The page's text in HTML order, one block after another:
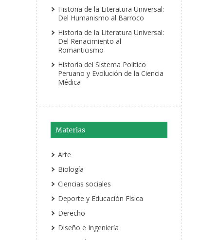
Historia de la Literatura Universal:
Del Humanismo al Barroco
Historia de la Literatura Universal:
Del Renacimiento al
Romanticismo
Historia del Sistema Político
Peruano y Evolución de la Ciencia
Médica
Materias
Arte
Biología
Ciencias sociales
Deporte y Educación Física
Derecho
Diseño e Ingeniería